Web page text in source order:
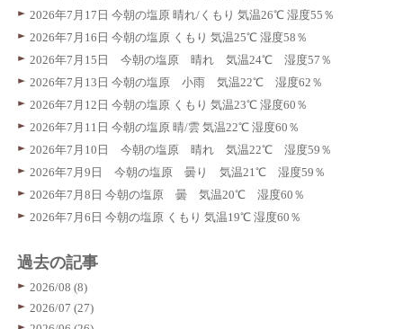
2026年7月17日 今朝の塩原 晴れ/くもり 気温26℃ 湿度55％
2026年7月16日 今朝の塩原 くもり 気温25℃ 湿度58％
2026年7月15日 今朝の塩原 晴れ 気温24℃ 湿度57％
2026年7月13日 今朝の塩原 小雨 気温22℃ 湿度62％
2026年7月12日 今朝の塩原 くもり 気温23℃ 湿度60％
2026年7月11日 今朝の塩原 晴/雲 気温22℃ 湿度60％
2026年7月10日 今朝の塩原 晴れ 気温22℃ 湿度59％
2026年7月9日 今朝の塩原 曇り 気温21℃ 湿度59％
2026年7月8日 今朝の塩原 曇 気温20℃ 湿度60％
2026年7月6日 今朝の塩原 くもり 気温19℃ 湿度60％
過去の記事
2026/08 (8)
2026/07 (27)